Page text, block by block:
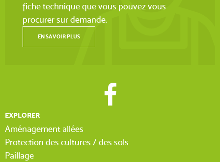
fiche technique que vous pouvez vous
procurer sur demande.
EN SAVOIR PLUS
EXPLORER
Aménagement allées
Protection des cultures / des sols
Paillage